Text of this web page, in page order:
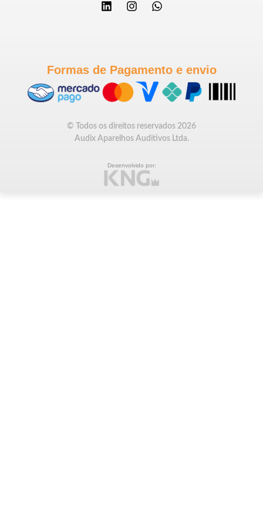
Formas de Pagamento e envio
© Todos os direitos reservados 2026
Audix Aparelhos Auditivos Ltda.
Desenvolvido por: